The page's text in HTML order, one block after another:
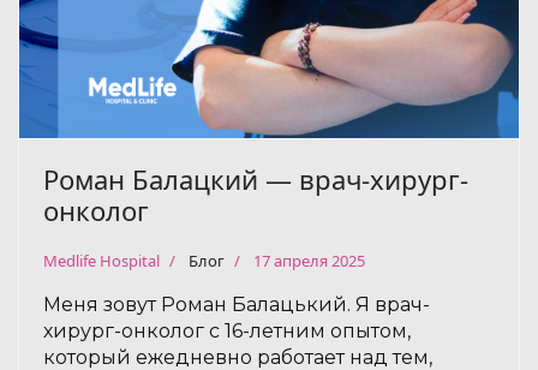
Роман Балацкий — врач-хирург-
онколог
Medlife Hospital Блог 17 апреля 2025
Меня зовут Роман Балацький. Я врач-
хирург-онколог с 16-летним опытом,
который ежедневно работает над тем,